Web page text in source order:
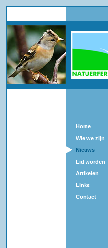
Home
Wie we zijn
Nieuws
Lid worden
Artikelen
Links
Contact